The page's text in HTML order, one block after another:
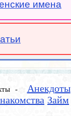
имена
- Анекдоты
Займ